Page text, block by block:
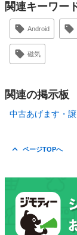
関連キーワー
Android
磁気
関連の掲示板
中古あげます・
ページTOPへ